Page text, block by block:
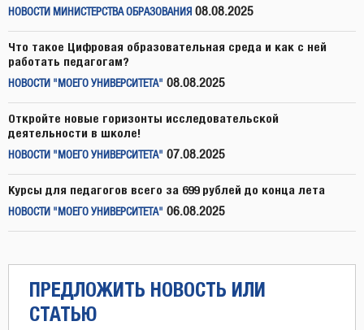
НОВОСТИ МИНИСТЕРСТВА ОБРАЗОВАНИЯ 08.08.2025
Что такое Цифровая образовательная среда и как с ней
работать педагогам?
НОВОСТИ "МОЕГО УНИВЕРСИТЕТА" 08.08.2025
Откройте новые горизонты исследовательской
деятельности в школе!
НОВОСТИ "МОЕГО УНИВЕРСИТЕТА" 07.08.2025
Курсы для педагогов всего за 699 рублей до конца лета
НОВОСТИ "МОЕГО УНИВЕРСИТЕТА" 06.08.2025
ПРЕДЛОЖИТЬ НОВОСТЬ ИЛИ
СТАТЬЮ